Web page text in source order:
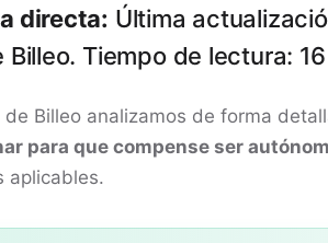
directa: Última
Billeo. Tiempo de lectura:
de Billeo analizamos de forma
para que compense ser
aplicables.